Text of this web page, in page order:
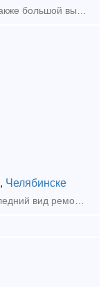
В наличии на складе клапан Э-216, а также большой выбор жд запчастей в наличии и под заказ. Тип предложения: предлагаю продукцию, услугу
, Челябинске
Тепловоз в идеальном состоянии. Последний вид ремонта ТР-3 в 2022г. Бандаж 60мм, Гребень 30мм. Продление срока службы до 2030 года. Полный пакет документов.